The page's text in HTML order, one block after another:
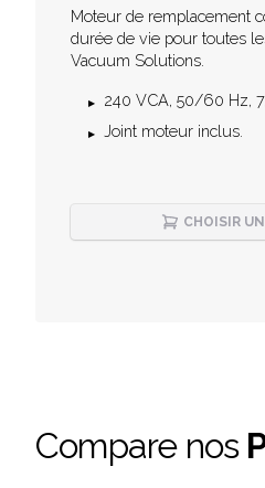
Description
Moteur de remplacement
durée de vie pour toutes
Vacuum Solutions.
240 VCA, 50/60 Hz,
Joint moteur inclus.
CHOISIR
Compare nos